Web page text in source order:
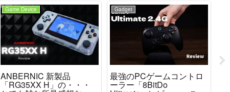
Game Device
ANBERNIC 新製品
「RG35XX H」の・・・
Gadget
最強のPCゲームコントロ
ーラー「8BitDo